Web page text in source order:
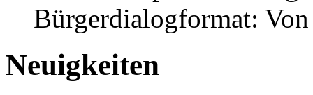
Bürgerdialogformat:
Neuigkeiten